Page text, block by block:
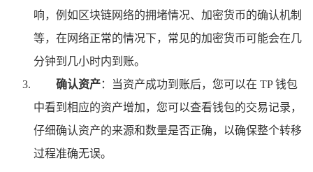
响，例如区块链网络的拥堵情况、加密货币的确认机制
等，在网络正常的情况下，常见的加密货币可能会在几
分钟到几小时内到账。
确认资产：当资产成功到账后，您可以在 TP 钱包
中看到相应的资产增加，您可以查看钱包的交易记录，
仔细确认资产的来源和数量是否正确，以确保整个转移
过程准确无误。